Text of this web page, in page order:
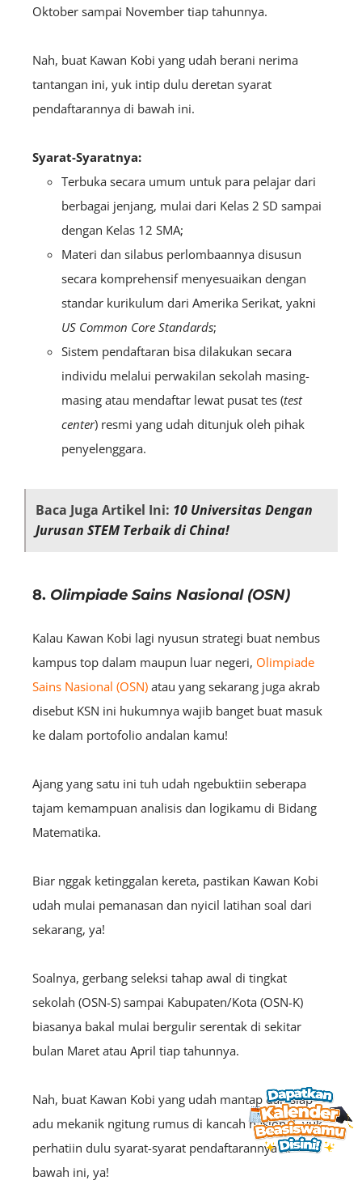
Oktober sampai November tiap tahunnya.
Nah, buat Kawan Kobi yang udah berani nerima
tantangan ini, yuk intip dulu deretan syarat
pendaftarannya di bawah ini.
Syarat-Syaratnya:
Terbuka secara umum untuk para pelajar dari
berbagai jenjang, mulai dari Kelas 2 SD sampai
dengan Kelas 12 SMA;
Materi dan silabus perlombaannya disusun
secara komprehensif menyesuaikan dengan
standar kurikulum dari Amerika Serikat, yakni
US Common Core Standards;
Sistem pendaftaran bisa dilakukan secara
individu melalui perwakilan sekolah masing-
masing atau mendaftar lewat pusat tes (test
center) resmi yang udah ditunjuk oleh pihak
penyelenggara.
Baca Juga Artikel Ini: 10 Universitas Dengan
Jurusan STEM Terbaik di China!
8. Olimpiade Sains Nasional (OSN)
Kalau Kawan Kobi lagi nyusun strategi buat nembus
kampus top dalam maupun luar negeri, Olimpiade
Sains Nasional (OSN) atau yang sekarang juga akrab
disebut KSN ini hukumnya wajib banget buat masuk
ke dalam portofolio andalan kamu!
Ajang yang satu ini tuh udah ngebuktiin seberapa
tajam kemampuan analisis dan logikamu di Bidang
Matematika.
Biar nggak ketinggalan kereta, pastikan Kawan Kobi
udah mulai pemanasan dan nyicil latihan soal dari
sekarang, ya!
Soalnya, gerbang seleksi tahap awal di tingkat
sekolah (OSN-S) sampai Kabupaten/Kota (OSN-K)
biasanya bakal mulai bergulir serentak di sekitar
bulan Maret atau April tiap tahunnya.
Nah, buat Kawan Kobi yang udah mantap dan siap
adu mekanik ngitung rumus di kancah nasional, yuk
perhatiin dulu syarat-syarat pendaftarannya di
bawah ini, ya!